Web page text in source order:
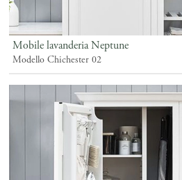
Mobile lavanderia Neptune
Modello Chichester 02